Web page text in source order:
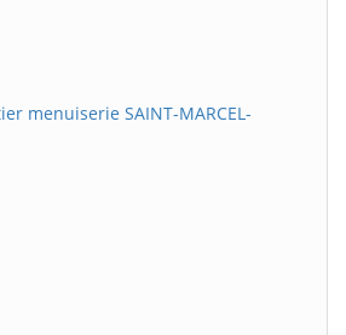
menuiserie SAINT-MARCEL-